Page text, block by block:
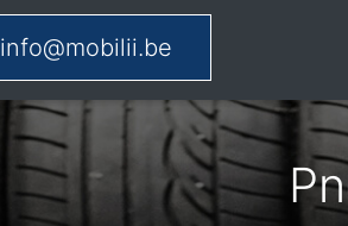
info@mobilii.be